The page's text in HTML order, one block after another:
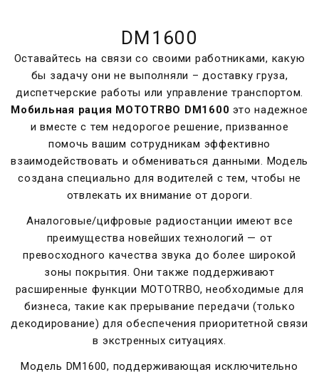
DM1600
Оставайтесь на связи со своими работниками, какую
бы задачу они не выполняли – доставку груза,
диспетчерские работы или управление транспортом.
Мобильная рация MOTOTRBO DM1600 это надежное
и вместе с тем недорогое решение, призванное
помочь вашим сотрудникам эффективно
взаимодействовать и обмениваться данными. Модель
создана специально для водителей с тем, чтобы не
отвлекать их внимание от дороги.
Аналоговые/цифровые радиостанции имеют все
преимущества новейших технологий — от
превосходного качества звука до более широкой
зоны покрытия. Они также поддерживают
расширенные функции MOTOTRBO, необходимые для
бизнеса, такие как прерывание передачи (только
декодирование) для обеспечения приоритетной связи
в экстренных ситуациях.
Модель DM1600, поддерживающая исключительно